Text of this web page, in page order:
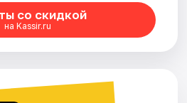
со скидкой
на Kassir.ru